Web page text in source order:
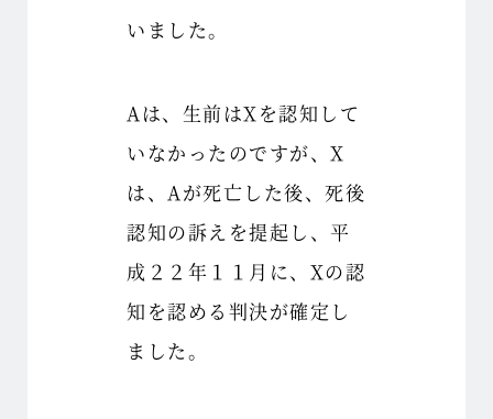
いました。
Aは、生前はXを認知して
いなかったのですが、X
は、Aが死亡した後、死後
認知の訴えを提起し、平
成２２年１１月に、Xの認
知を認める判決が確定し
ました。